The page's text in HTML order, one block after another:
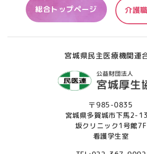
総合トップページ 介護
宮城県民主医療機関連
〒985-0835
宮城県多賀城市下馬2-
坂クリニック1号館7F
看護学生室